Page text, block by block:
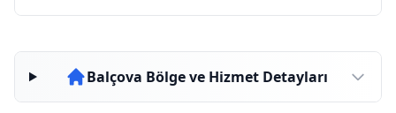
Balçova Bölge ve Hizmet Detayları